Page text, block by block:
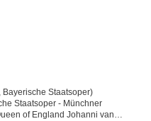
Staatsoper)
Staatsoper - Münchner
of England Johanni van